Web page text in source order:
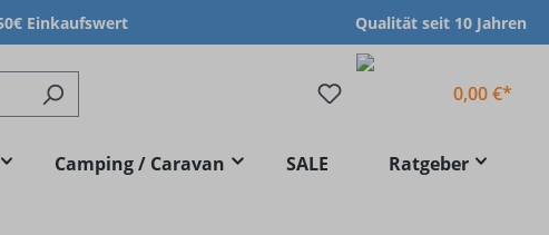
Einkaufswert Qualität seit 10 Jahren
0,00 €*
Camping / Caravan SALE Ratgeber